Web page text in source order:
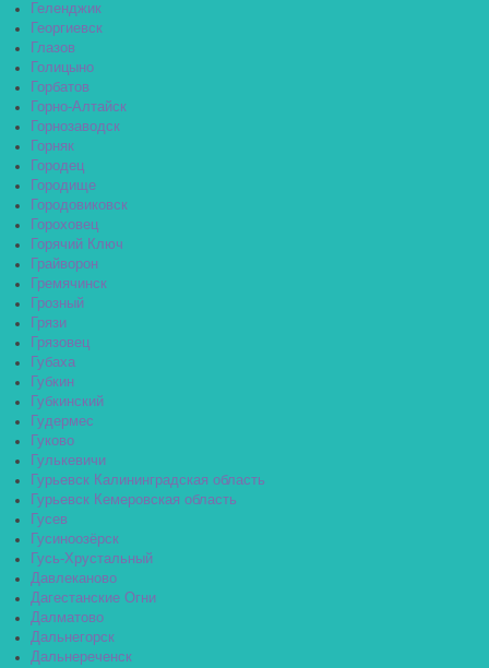
Геленджик
Георгиевск
Глазов
Голицыно
Горбатов
Горно-Алтайск
Горнозаводск
Горняк
Городец
Городище
Городовиковск
Гороховец
Горячий Ключ
Грайворон
Гремячинск
Грозный
Грязи
Грязовец
Губаха
Губкин
Губкинский
Гудермес
Гуково
Гулькевичи
Гурьевск Калининградская область
Гурьевск Кемеровская область
Гусев
Гусиноозёрск
Гусь-Хрустальный
Давлеканово
Дагестанские Огни
Далматово
Дальнегорск
Дальнереченск